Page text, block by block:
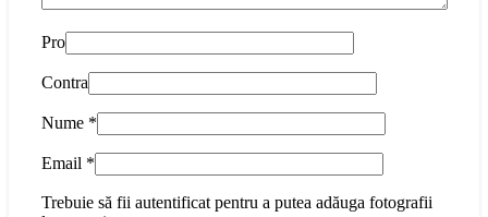
Pro
Contra
Nume *
Email *
Trebuie să fii autentificat pentru a putea adăuga fotografii